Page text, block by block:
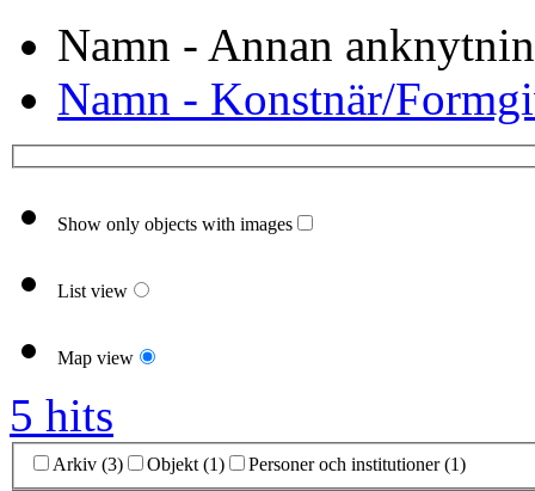
Namn - Annan
Namn - Konstnär/
Show only objects with images
List view
Map view
5 hits
Arkiv (3) Objekt (1) Personer och institutioner (1)